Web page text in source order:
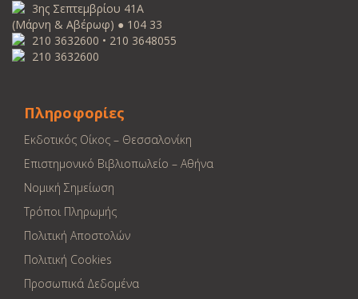
3ης Σεπτεμβρίου 41Α
(Μάρνη & Αβέρωφ) ● 104 33
210 3632600 • 210 3648055
210 3632600
Πληροφορίες
Εκδοτικός Οίκος – Θεσσαλονίκη
Επιστημονικό Βιβλιοπωλείο – Αθήνα
Νομική Σημείωση
Τρόποι Πληρωμής
Πολιτική Αποστολών
Πολιτική Cookies
Προσωπικά Δεδομένα